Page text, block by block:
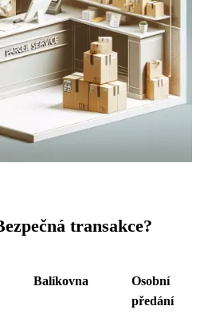
transakce?
Balíkovna
Osobní
předání